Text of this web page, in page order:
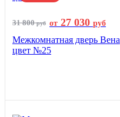
31 800руб от 27 030 руб
Межкомнатная дверь Вена
цвет №25